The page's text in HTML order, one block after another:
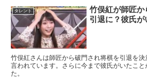
タレント
竹俣紅が師匠か
引退に？彼氏が
竹俣紅さんは師匠から破門され将棋を引退を決
言われています。さらに今まで彼氏がいたこと
た。